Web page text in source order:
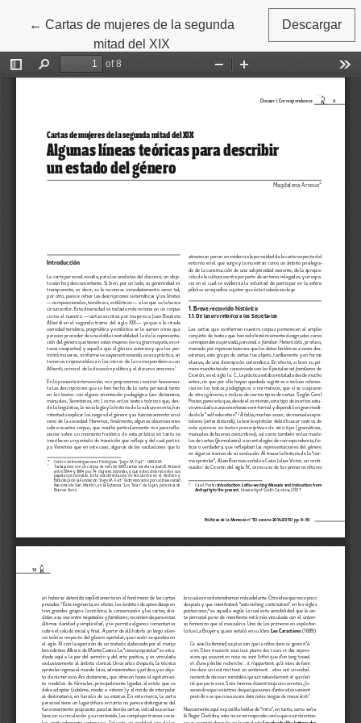
← Volver a los detalles del artículo
Cartas de mujeres de la segunda
mitad del XIX
Descargar